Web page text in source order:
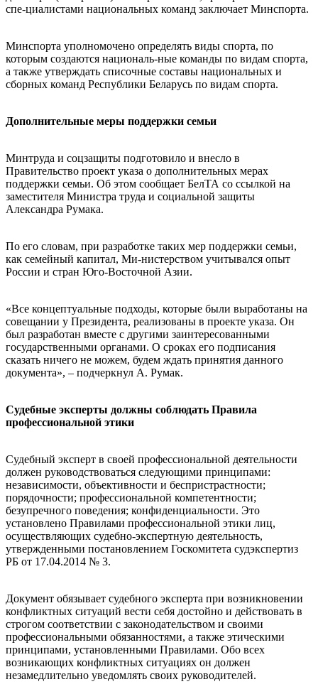
спе-циалистами национальных команд заключает Минспорта.
Минспорта уполномочено определять виды спорта, по
которым создаются националь-ные команды по видам спорта,
а также утверждать списочные составы национальных и
сборных команд Республики Беларусь по видам спорта.
Дополнительные меры поддержки семьи
Минтруда и соцзащиты подготовило и внесло в
Правительство проект указа о дополнительных мерах
поддержки семьи. Об этом сообщает БелТА со ссылкой на
заместителя Министра труда и социальной защиты
Александра Румака.
По его словам, при разработке таких мер поддержки семьи,
как семейный капитал, Ми-нистерством учитывался опыт
России и стран Юго-Восточной Азии.
«Все концептуальные подходы, которые были выработаны на
совещании у Президента, реализованы в проекте указа. Он
был разработан вместе с другими заинтересованными
государственными органами. О сроках его подписания
сказать ничего не можем, будем ждать принятия данного
документа», – подчеркнул А. Румак.
Судебные эксперты должны соблюдать Правила
профессиональной этики
Судебный эксперт в своей профессиональной деятельности
должен руководствоваться следующими принципами:
независимости, объективности и беспристрастности;
порядочности; профессиональной компетентности;
безупречного поведения; конфиденциальности. Это
установлено Правилами профессиональной этики лиц,
осуществляющих судебно-экспертную деятельность,
утвержденными постановлением Госкомитета судэкспертиз
РБ от 17.04.2014 № 3.
Документ обязывает судебного эксперта при возникновении
конфликтных ситуаций вести себя достойно и действовать в
строгом соответствии с законодательством и своими
профессиональными обязанностями, а также этическими
принципами, установленными Правилами. Обо всех
возникающих конфликтных ситуациях он должен
незамедлительно уведомлять своих руководителей.